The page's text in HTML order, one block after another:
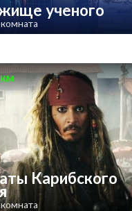
ученого
Карибского